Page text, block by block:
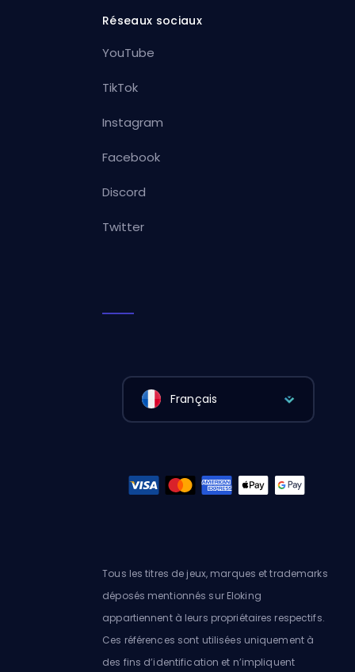
Réseaux sociaux
YouTube
TikTok
Instagram
Facebook
Discord
Twitter
Français
Tous les titres de jeux, marques et trademarks
déposés mentionnés sur Eloking
appartiennent à leurs propriétaires respectifs.
Ces références sont utilisées uniquement à
des fins d’identification et n’impliquent